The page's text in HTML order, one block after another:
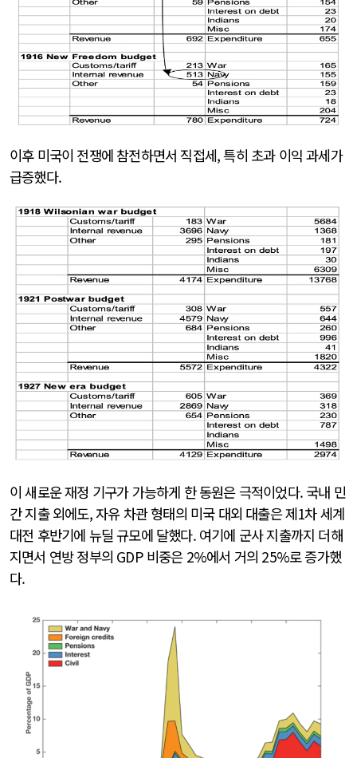
이후 미국이 전쟁에 참전하면서 직접세, 특히 초과 이익 과세가
급증했다.
이 새로운 재정 기구가 가능하게 한 동원은 극적이었다. 국내 민
간 지출 외에도, 자유 차관 형태의 미국 대외 대출은 제1차 세계
대전 후반기에 뉴딜 규모에 달했다. 여기에 군사 지출까지 더해
지면서 연방 정부의 GDP 비중은 2%에서 거의 25%로 증가했
다.